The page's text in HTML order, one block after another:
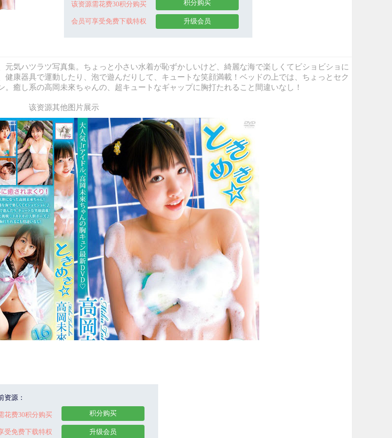
该资源需花费30积分购买
会员可享受免费下载特权
积分购买
升级会员
気ハツラツ写真集。ちょっと小さい水着が恥ずかしいけど、綺麗な海で楽しくてビショビショに
康器具で運動したり、泡で遊んだりして、キュートな笑顔満載！ベッドの上では、ちょっとセク
癒し系の高岡未來ちゃんの、超キュートなギャップに胸打たれること間違いなし！
该资源其他图片展示
资源：
花费30积分购买
受免费下载特权
积分购买
升级会员